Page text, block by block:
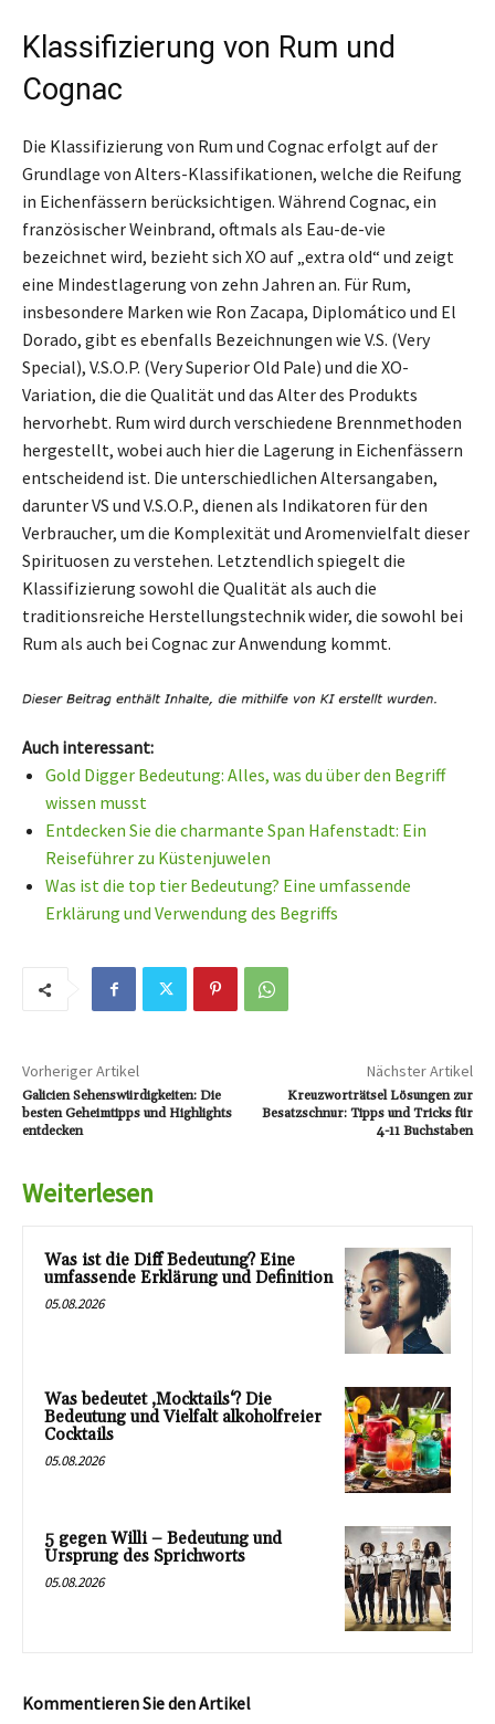
Klassifizierung von Rum und
Cognac
Die Klassifizierung von Rum und Cognac erfolgt auf der
Grundlage von Alters-Klassifikationen, welche die Reifung
in Eichenfässern berücksichtigen. Während Cognac, ein
französischer Weinbrand, oftmals als Eau-de-vie
bezeichnet wird, bezieht sich XO auf „extra old“ und zeigt
eine Mindestlagerung von zehn Jahren an. Für Rum,
insbesondere Marken wie Ron Zacapa, Diplomático und El
Dorado, gibt es ebenfalls Bezeichnungen wie V.S. (Very
Special), V.S.O.P. (Very Superior Old Pale) und die XO-
Variation, die die Qualität und das Alter des Produkts
hervorhebt. Rum wird durch verschiedene Brennmethoden
hergestellt, wobei auch hier die Lagerung in Eichenfässern
entscheidend ist. Die unterschiedlichen Altersangaben,
darunter VS und V.S.O.P., dienen als Indikatoren für den
Verbraucher, um die Komplexität und Aromenvielfalt dieser
Spirituosen zu verstehen. Letztendlich spiegelt die
Klassifizierung sowohl die Qualität als auch die
traditionsreiche Herstellungstechnik wider, die sowohl bei
Rum als auch bei Cognac zur Anwendung kommt.
Auch interessant:
Gold Digger Bedeutung: Alles, was du über den Begriff
wissen musst
Entdecken Sie die charmante Span Hafenstadt: Ein
Reiseführer zu Küstenjuwelen
Was ist die top tier Bedeutung? Eine umfassende
Erklärung und Verwendung des Begriffs
Vorheriger Artikel
Galicien Sehenswürdigkeiten: Die
besten Geheimtipps und Highlights
entdecken
Nächster Artikel
Kreuzworträtsel Lösungen zur
Besatzschnur: Tipps und Tricks für
4-11 Buchstaben
Weiterlesen
Was ist die Diff Bedeutung? Eine
umfassende Erklärung und Definition
05.08.2026
Was bedeutet ‚Mocktails‘? Die
Bedeutung und Vielfalt alkoholfreier
Cocktails
05.08.2026
5 gegen Willi – Bedeutung und
Ursprung des Sprichworts
05.08.2026
Kommentieren Sie den Artikel